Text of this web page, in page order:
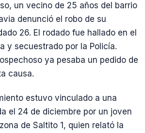
un vecino de 25 años del barrio
denunció el robo de su
26. El rodado fue hallado en el
y secuestrado por la Policía.
ya pesaba un pedido de
causa.
estuvo vinculado a una
el 24 de diciembre por un joven
de Saltito 1, quien relató la